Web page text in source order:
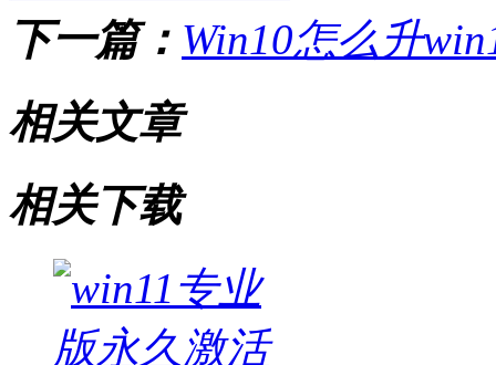
下一篇： Win10怎么升
相关文章
相关下载